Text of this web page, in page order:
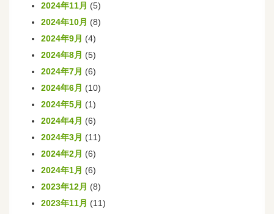
2024年11月 (5)
2024年10月 (8)
2024年9月 (4)
2024年8月 (5)
2024年7月 (6)
2024年6月 (10)
2024年5月 (1)
2024年4月 (6)
2024年3月 (11)
2024年2月 (6)
2024年1月 (6)
2023年12月 (8)
2023年11月 (11)